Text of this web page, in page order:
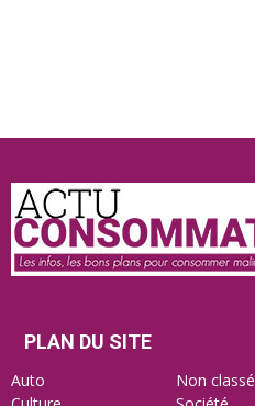
PLAN DU SITE
Auto
Non classé